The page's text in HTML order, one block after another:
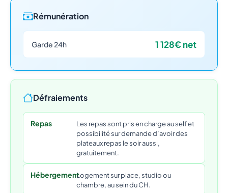
Rémunération
Garde 24h 1 128€ net
Défraiements
Repas
Les repas sont pris en charge au self et
possibilité sur demande d’avoir des
plateaux repas le soir aussi,
gratuitement.
HébergementLogement sur place, studio ou
chambre, au sein du CH.